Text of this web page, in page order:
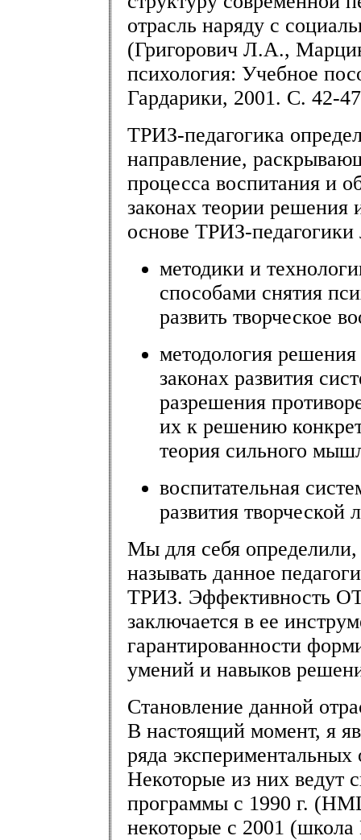
отрасль наряду с
(Григорович Л.А.,
психология: Учебное
Гардарики, 2001. С. 42-
ТРИЗ-педагогика
направление,
процесса воспитания и
законах теории решения
основе ТРИЗ-педагогики
методики и
способами снятия
развить творческое
методология
законах развития
разрешения
их к решению
теория сильного
воспитательная
развития
Мы для себя
называть данное
ТРИЗ. Эффективность
заключается в ее
гарантированности
умений и навыков
Становление данной
В настоящий момент, я
ряда
Некоторые из них ведут
программы с 1990 г.
некоторые с 2001